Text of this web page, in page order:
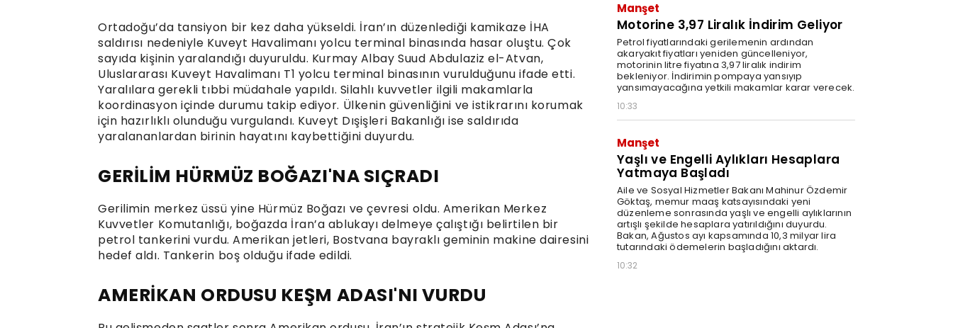
Ortadoğu’da tansiyon bir kez daha yükseldi. İran’ın düzenlediği kamikaze İHA
saldırısı nedeniyle Kuveyt Havalimanı yolcu terminal binasında hasar oluştu. Çok
sayıda kişinin yaralandığı duyuruldu. Kurmay Albay Suud Abdulaziz el-Atvan,
Uluslararası Kuveyt Havalimanı T1 yolcu terminal binasının vurulduğunu ifade etti.
Yaralılara gerekli tıbbi müdahale yapıldı. Silahlı kuvvetler ilgili makamlarla
koordinasyon içinde durumu takip ediyor. Ülkenin güvenliğini ve istikrarını korumak
için hazırlıklı olunduğu vurgulandı. Kuveyt Dışişleri Bakanlığı ise saldırıda
yaralananlardan birinin hayatını kaybettiğini duyurdu.
GERİLİM HÜRMÜZ BOĞAZI'NA SIÇRADI
Gerilimin merkez üssü yine Hürmüz Boğazı ve çevresi oldu. Amerikan Merkez
Kuvvetler Komutanlığı, boğazda İran’a ablukayı delmeye çalıştığı belirtilen bir
petrol tankerini vurdu. Amerikan jetleri, Bostvana bayraklı geminin makine dairesini
hedef aldı. Tankerin boş olduğu ifade edildi.
AMERİKAN ORDUSU KEŞM ADASI'NI VURDU
Manşet
Motorine 3,97 Liralık İndirim Geliyor
Petrol fiyatlarındaki gerilemenin ardından
akaryakıt fiyatları yeniden güncelleniyor,
motorinin litre fiyatına 3,97 liralık indirim
bekleniyor. İndirimin pompaya yansıyıp
yansımayacağına yetkili makamlar karar verecek.
10:33
Manşet
Yaşlı ve Engelli Aylıkları Hesaplara
Yatmaya Başladı
Aile ve Sosyal Hizmetler Bakanı Mahinur Özdemir
Göktaş, memur maaş katsayısındaki yeni
düzenleme sonrasında yaşlı ve engelli aylıklarının
artışlı şekilde hesaplara yatırıldığını duyurdu.
Bakan, Ağustos ayı kapsamında 10,3 milyar lira
tutarındaki ödemelerin başladığını aktardı.
10:32